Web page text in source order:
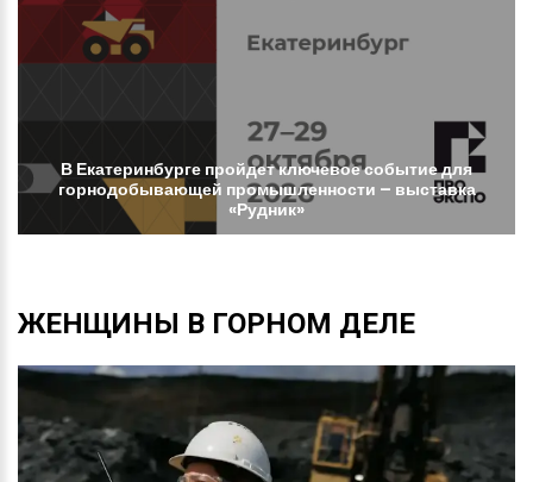
В Екатеринбурге пройдетключевоесобытиедля
горнодобывающей промышленности – выставка
«Рудник»
ЖЕНЩИНЫ В ГОРНОМ ДЕЛЕ